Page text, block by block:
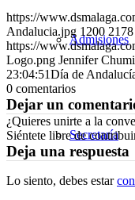
Admisiones
Secretaría
correo
https://
Andalucia.jpg 1200 2178
https://
Logo.png Jennifer
23:04:51Día de
0 comentarios
Dejar un
¿Quieres unirte a la
Siéntete libre de
Deja una respuesta
Lo siento, debes estar